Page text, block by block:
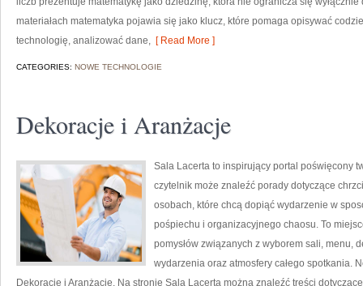
materiałach matematyka pojawia się jako klucz, które pomaga opisywać
technologię, analizować dane, [ Read More ]
CATEGORIES: NOWE TECHNOLOGIE
Dekoracje i Aranżacje
Sala Lacerta to inspirujący portal poświęcony
czytelnik może znaleźć porady dotyczące
osobach, które chcą dopiąć wydarzenie w
pośpiechu i organizacyjnego chaosu. To
pomysłów związanych z wyborem sali, menu,
wydarzenia oraz atmosfery całego spotkania.
Dekoracje i Aranżacje. Na stronie Sala Lacerta można znaleźć treści